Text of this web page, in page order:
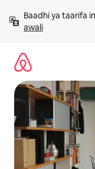
kwenda
kwenye
Baadhi ya taarifa
awali